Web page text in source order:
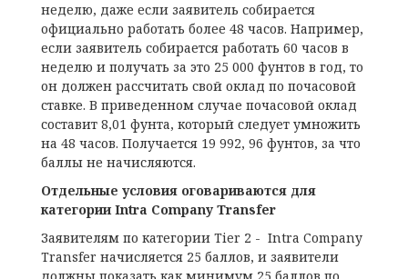
неделю, даже если заявитель собирается
официально работать более 48 часов. Например,
если заявитель собирается работать 60 часов в
неделю и получать за это 25 000 фунтов в год, то
он должен рассчитать свой оклад по почасовой
ставке. В приведенном случае почасовой оклад
составит 8,01 фунта, который следует умножить
на 48 часов. Получается 19 992, 96 фунтов, за что
баллы не начисляются.
Отдельные условия оговариваются для
категории Intra Company Transfer
Заявителям по категории Tier 2 - Intra Company
Transfer начисляется 25 баллов, и заявители